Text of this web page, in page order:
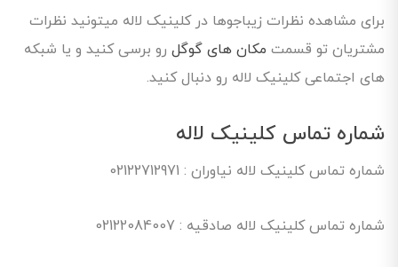
برای مشاهده نظرات زیباجوها در کلینیک لاله میتونید نظرات
مشتریان تو قسمت مکان های گوگل رو برسی کنید و یا شبکه
های اجتماعی کلینیک لاله رو دنبال کنید.
شماره تماس کلینیک لاله
شماره تماس کلینیک لاله نیاوران : 02122712971
شماره تماس کلینیک لاله صادقیه : 02122084007